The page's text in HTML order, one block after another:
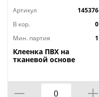
Артикул
145376
В кор.
0
Мин. партия
1
Клеенка ПВХ на
тканевой основе
потертости, грязные
края